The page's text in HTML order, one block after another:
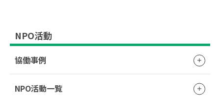
NPO活動
協働事例
NPO活動一覧